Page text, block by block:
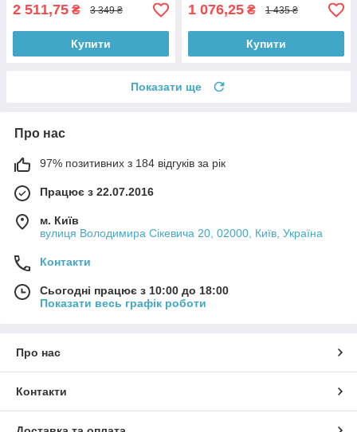
2 511,75 ₴ 3 349 ₴
Купити
1 076,25 ₴ 1 435 ₴
Купити
Показати ще
Про нас
97% позитивних з 184 відгуків за рік
Працює з 22.07.2016
м. Київ
вулиця Володимира Сікевича 20, 02000, Київ, Україна
Контакти
Сьогодні працює з 10:00 до 18:00
Показати весь графік роботи
Про нас
Контакти